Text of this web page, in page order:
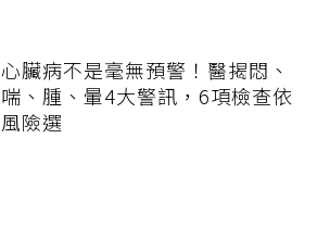
心臟病不是毫無預警！醫揭悶、
喘、腫、暈4大警訊，6項檢查依
風險選